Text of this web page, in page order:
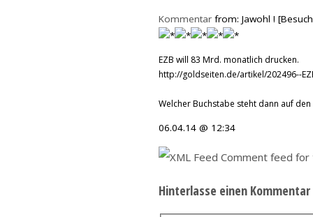
Kommentar from: Jawohl !
EZB will 83 Mrd. monatlich drucken.
http://goldseiten.de/artikel/202496--
Welcher Buchstabe steht dann auf den
06.04.14 @ 12:34
Comment feed
Hinterlasse einen Kommentar